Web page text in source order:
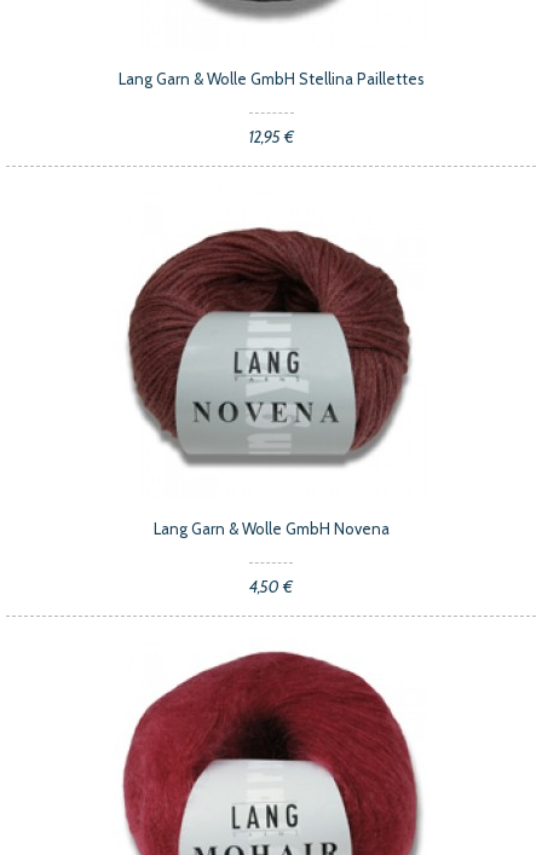
Lang Garn & Wolle GmbH Stellina Paillettes
12,95 €
Lang Garn & Wolle GmbH Novena
4,50 €